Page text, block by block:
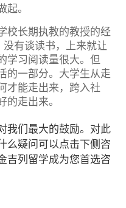
。
校长期执教的教授的经
有谈读书，上来就让
学习阅读量很大。但
的一部分。大学生从走
才能走出来，跨入社
走出来。
我们最大的鼓励。对此
么疑问可以点击下侧咨
吉列留学成为您首选咨